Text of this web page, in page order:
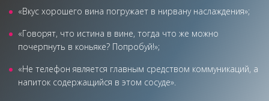
«Вкус хорошего вина погружает в нирвану наслаждения»;
«Говорят, что истина в вине, тогда что же можно
почерпнуть в коньяке? Попробуй!»;
«Не телефон является главным средством коммуникаций, а
напиток содержащийся в этом сосуде».